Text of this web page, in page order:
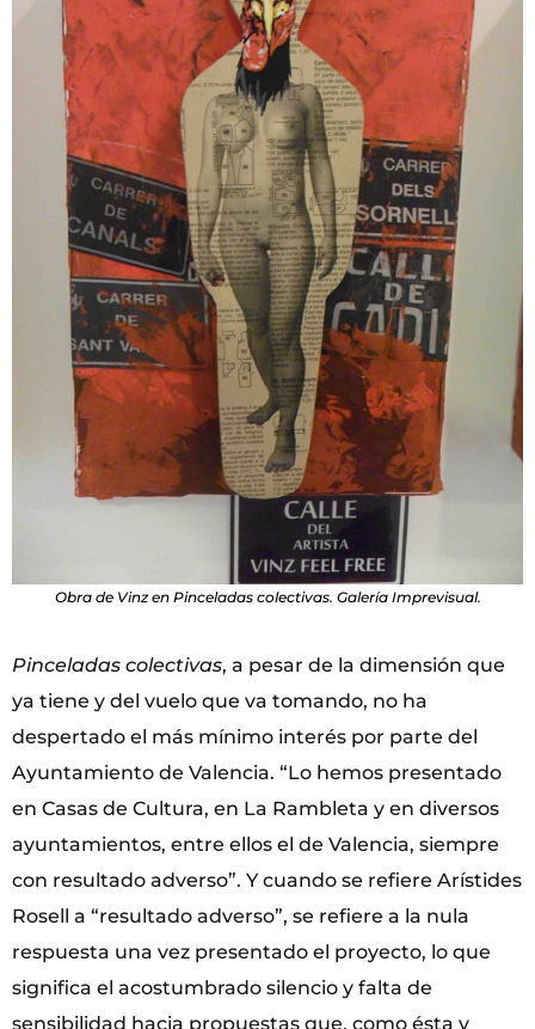
Obra de Vinz en Pinceladas colectivas. Galería Imprevisual.
Pinceladas colectivas, a pesar de la dimensión que
ya tiene y del vuelo que va tomando, no ha
despertado el más mínimo interés por parte del
Ayuntamiento de Valencia. “Lo hemos presentado
en Casas de Cultura, en La Rambleta y en diversos
ayuntamientos, entre ellos el de Valencia, siempre
con resultado adverso”. Y cuando se refiere Arístides
Rosell a “resultado adverso”, se refiere a la nula
respuesta una vez presentado el proyecto, lo que
significa el acostumbrado silencio y falta de
sensibilidad hacia propuestas que, como ésta y